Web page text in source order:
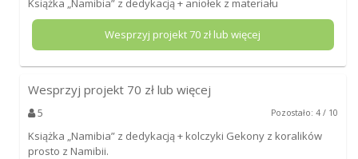
Książka „Namibia” z dedykacją + aniołek z materiału
Wesprzyj projekt70 zł lub więcej
Wesprzyj projekt 70 zł lub więcej
5 Pozostało: 4 / 10
Książka „Namibia” z dedykacją + kolczyki Gekony z koralików
prosto z Namibii.